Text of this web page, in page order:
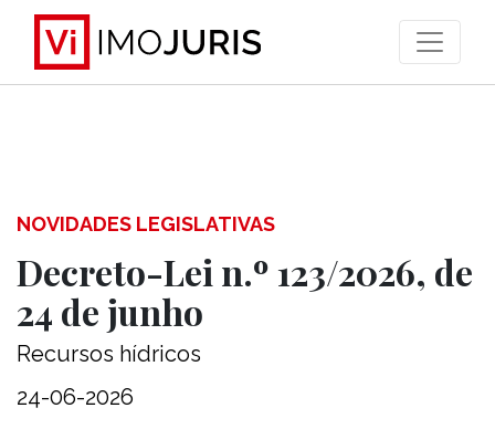
>
NOVIDADES LEGISLATIVAS
Decreto-Lei n.º 123/2026, de
24 de junho
Recursos hídricos
24-06-2026